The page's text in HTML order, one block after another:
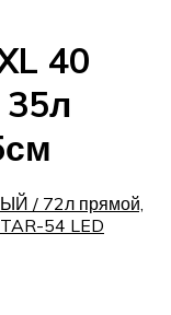
40
/ 72л прямой,
54 LED